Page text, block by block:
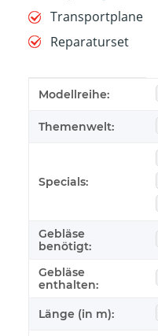
Transportplane
Reparaturset
Produkteigenschaft
Wert
Modellreihe:
Themenwelt:
Specials:
Gebläse
benötigt:
Gebläse
enthalten:
Länge (in m):